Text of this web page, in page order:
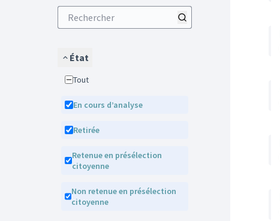
État
Tout
En cours d’analyse
Retirée
Retenue en présélection
citoyenne
Non retenue en présélection
citoyenne